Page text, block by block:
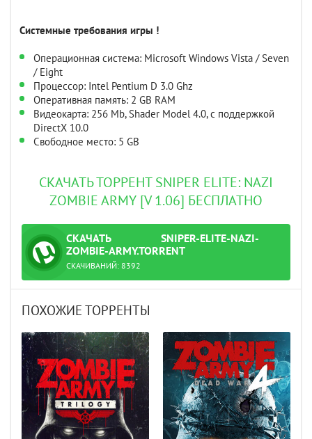
Системные требования игры !
Операционная система: Microsoft Windows Vista / Seven
/ Eight
Процессор: Intel Pentium D 3.0 Ghz
Оперативная память: 2 GB RAM
Видеокарта: 256 Mb, Shader Model 4.0, c поддержкой
DirectX 10.0
Свободное место: 5 GB
СКАЧАТЬ ТОРРЕНТ SNIPER ELITE: NAZI
ZOMBIE ARMY [V 1.06] БЕСПЛАТНО
СКАЧАТЬ
ТОРРЕНТ
SNIPER-ELITE-NAZI-
ZOMBIE-ARMY.TORRENT
СКАЧИВАНИЙ: 8392
ПОХОЖИЕ ТОРРЕНТЫ